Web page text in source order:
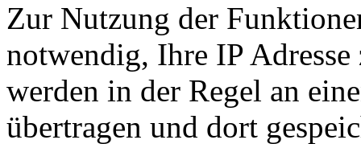
Zur Nutzung der
notwendig, Ihre IP
werden in der Regel an
übertragen und dort